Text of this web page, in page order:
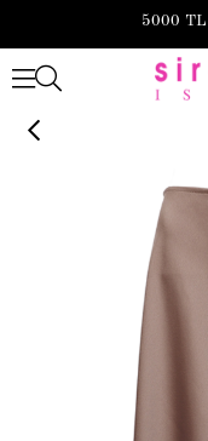
5000 TL